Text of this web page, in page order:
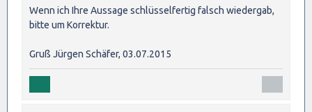
Wenn ich Ihre Aussage schlüsselfertig falsch wiedergab,
bitte um Korrektur.
Gruß Jürgen Schäfer, 03.07.2015